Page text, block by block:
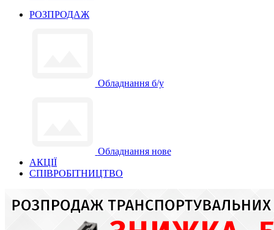
РОЗПРОДАЖ
Обладнання б/у
Обладнання нове
АКЦІЇ
СПІВРОБІТНИЦТВО